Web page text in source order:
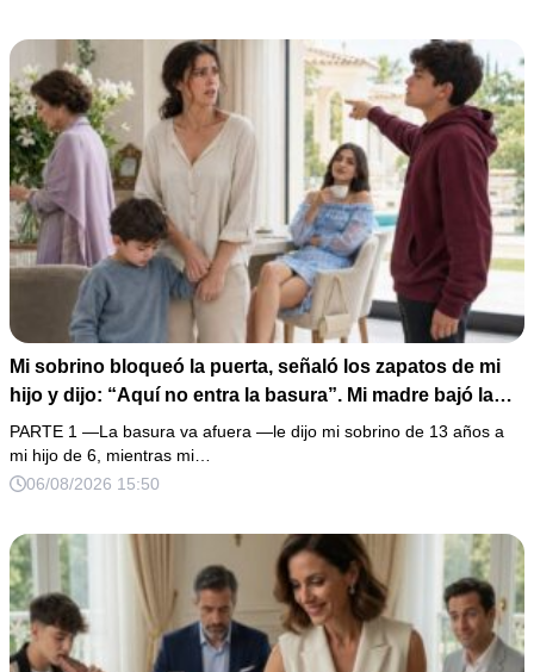
completo que había intentado ocultar.
Mi sobrino bloqueó la puerta, señaló los zapatos de mi
hijo y dijo: “Aquí no entra la basura”. Mi madre bajó la
mirada y mi hermana siguió tomando café como si nada.
Yo asentí, abracé a mi niño y me fui sin reclamar. Pero al
cancelar el depósito mensual descubrí que llevaba años
de humillarlo.
PARTE 1 —La basura va afuera —le dijo mi sobrino de 13 años a
mi hijo de 6, mientras mi…
06/08/2026 15:50